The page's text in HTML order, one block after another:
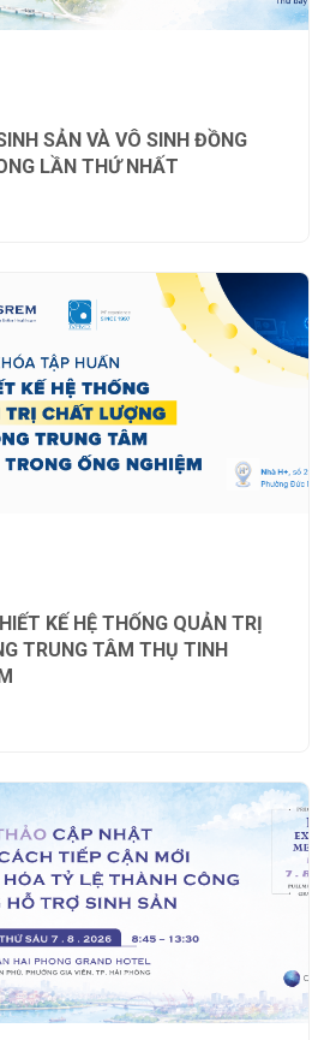
SẢN VÀ VÔ SINH ĐỒNG
LẦN THỨ NHẤT
KẾ HỆ THỐNG QUẢN TRỊ
TRUNG TÂM THỤ TINH